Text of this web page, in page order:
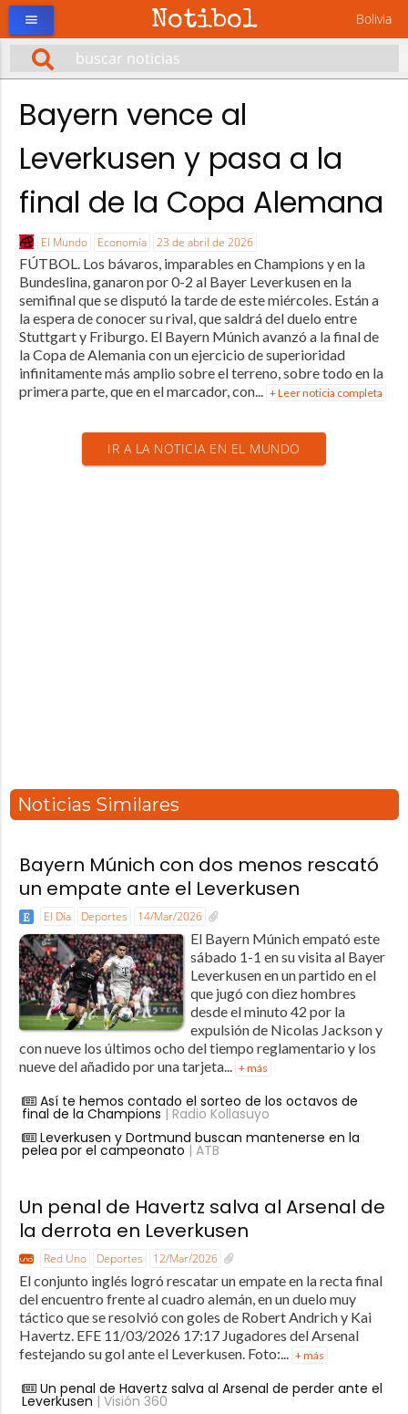
Notibol Bolivia
menu
Bayern vence al
Leverkusen y pasa a la
final de la Copa Alemana
El Mundo Economía 23 de abril de 2026
FÚTBOL. Los bávaros, imparables en Champions y en la
Bundeslina, ganaron por 0-2 al Bayer Leverkusen en la
semifinal que se disputó la tarde de este miércoles. Están a
la espera de conocer su rival, que saldrá del duelo entre
Stuttgart y Friburgo. El Bayern Múnich avanzó a la final de
la Copa de Alemania con un ejercicio de superioridad
infinitamente más amplio sobre el terreno, sobre todo en la
primera parte, que en el marcador, con... + Leer noticia completa
IR A LA NOTICIA EN EL MUNDO
Noticias Similares
Bayern Múnich con dos menos rescató
un empate ante el Leverkusen
El Día Deportes 14/Mar/2026
El Bayern Múnich empató este
sábado 1-1 en su visita al Bayer
Leverkusen en un partido en el
que jugó con diez hombres
desde el minuto 42 por la
expulsión de Nicolas Jackson y
con nueve los últimos ocho del tiempo reglamentario y los
nueve del añadido por una tarjeta... + más
Así te hemos contado el sorteo de los octavos de
final de la Champions | Radio Kollasuyo
Leverkusen y Dortmund buscan mantenerse en la
pelea por el campeonato | ATB
Un penal de Havertz salva al Arsenal de
la derrota en Leverkusen
Red Uno Deportes 12/Mar/2026
El conjunto inglés logró rescatar un empate en la recta final
del encuentro frente al cuadro alemán, en un duelo muy
táctico que se resolvió con goles de Robert Andrich y Kai
Havertz. EFE 11/03/2026 17:17 Jugadores del Arsenal
festejando su gol ante el Leverkusen. Foto:...
+ más
Un penal de Havertz salva al Arsenal de perder ante el
Leverkusen | Visión 360